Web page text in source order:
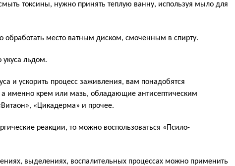
токсины, нужно принять теплую ванну, используя мыло для
обработать место ватным диском, смоченным в спирту.
укуса льдом.
и ускорить процесс заживления, вам понадобятся
а именно крем или мазь, обладающие антисептическим
«Цикадерма» и прочее.
реакции, то можно воспользоваться «Псило-
выделениях, воспалительных процессах можно применить